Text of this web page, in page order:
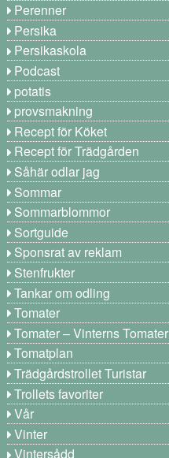
Perenner
Persika
Persikaskola
Podcast
potatis
provsmakning
Recept för Köket
Recept för Trädgården
Såhär odlar jag
Sommar
Sommarblommor
Sortguide
Sponsrat av reklam
Stenfrukter
Tankar om odling
Tomater
Tomater – Vinterns Tomater
Tomatplan
Trädgårdstrollet Turistar
Trollets favoriter
Vår
Vinter
Vintersådd